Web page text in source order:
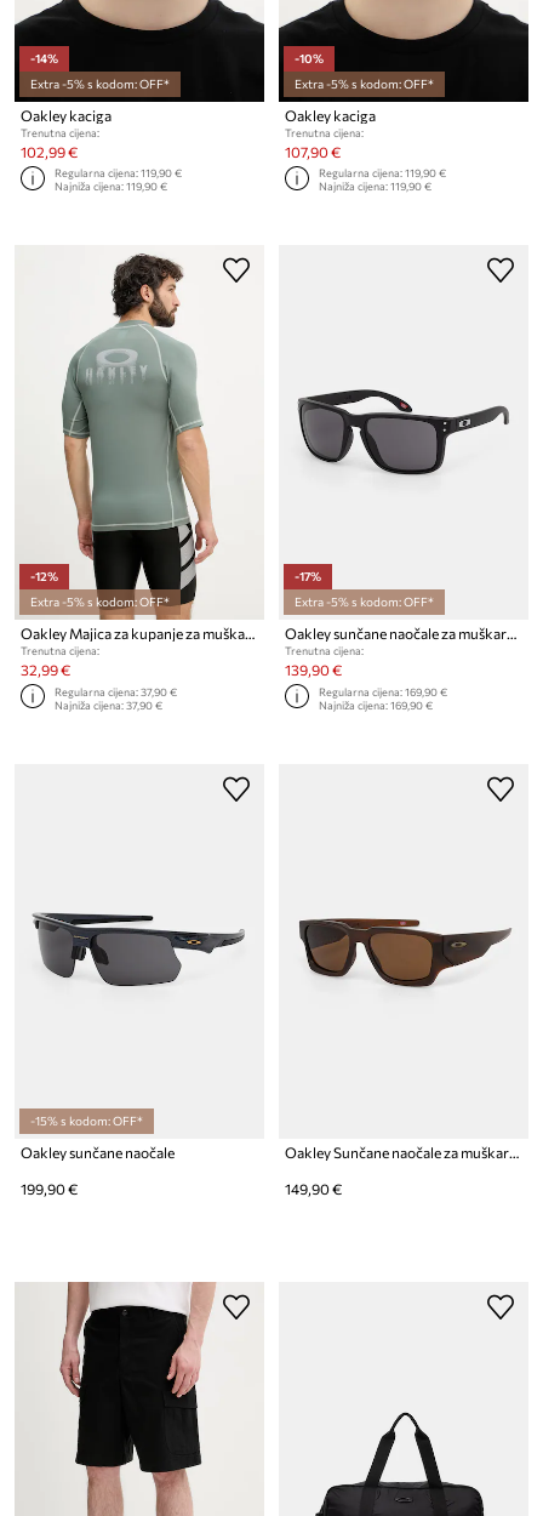
-14%
Extra -5% s kodom: OFF*
Oakley kaciga
Trenutna cijena:
102,99 €
Regularna cijena:119,90 €
Najniža cijena:119,90 €
-10%
Extra -5% s kodom: OFF*
Oakley kaciga
Trenutna cijena:
107,90 €
Regularna cijena:119,90 €
Najniža cijena:119,90 €
-12%
Extra -5% s kodom: OFF*
Oakley Majica za kupanje za muškarce
Trenutna cijena:
32,99 €
Regularna cijena:37,90 €
Najniža cijena:37,90 €
-17%
Extra -5% s kodom: OFF*
Oakley sunčane naočale za muškarce
Trenutna cijena:
139,90 €
Regularna cijena:169,90 €
Najniža cijena:169,90 €
-15% s kodom: OFF*
Oakley sunčane naočale
199,90 € 149,90 €